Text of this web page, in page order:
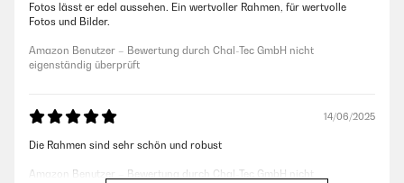
Fotos lässt er edel aussehen. Ein wertvoller Rahmen, für wertvolle
Fotos und Bilder.
Amazon Benutzer – Bewertung durch Chal-Tec GmbH nicht
eigenständig überprüft
14/06/2025
Die Rahmen sind sehr schön und robust
Amazon Benutzer – Bewertung durch Chal-Tec GmbH nicht